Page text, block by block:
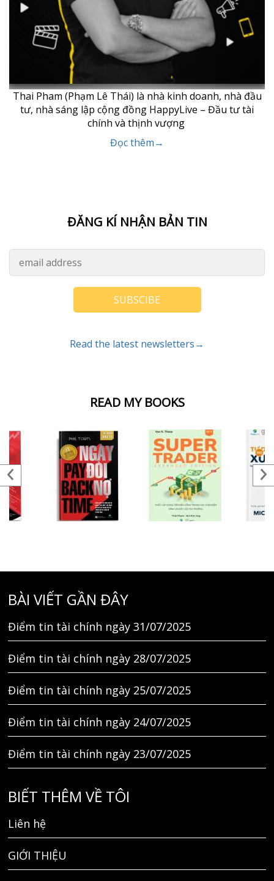
READ MY BOOKS
Thai Pham (Phạm Lê Thái) là nhà kinh doanh, nhà đầu
tư, nhà sáng lập cộng đồng HappyLive – Đầu tư tài
chính và thịnh vượng
Đọc thêm→
ĐĂNG KÍ NHẬN BẢN TIN
SUBSCIBE
Read the latest newsletters→
BÀI VIẾT GẦN ĐÂY
Điểm tin tài chính ngày 31/07/2025
Điểm tin tài chính ngày 28/07/2025
Điểm tin tài chính ngày 25/07/2025
Điểm tin tài chính ngày 24/07/2025
Điểm tin tài chính ngày 23/07/2025
BIẾT THÊM VỀ TÔI
Liên hệ
GIỚI THIỆU